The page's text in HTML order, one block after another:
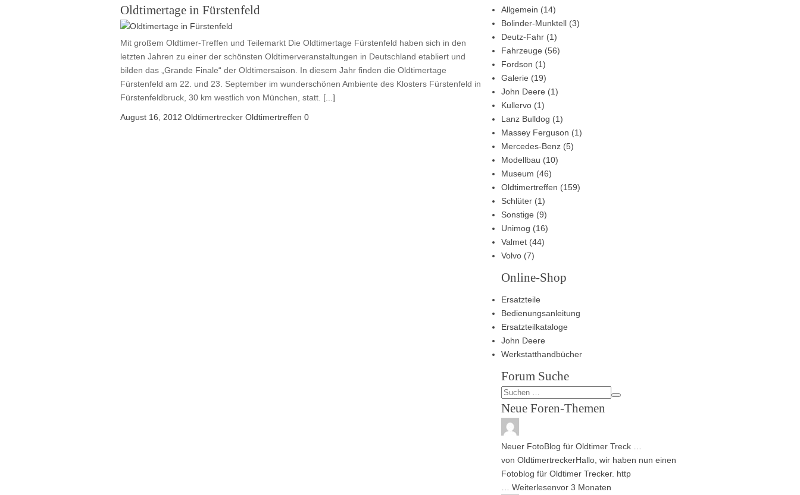
Oldtimertage in Fürstenfeld
Mit großem Oldtimer-Treffen und Teilemarkt Die Oldtimertage Fürstenfeld haben sich in den
letzten Jahren zu einer der schönsten Oldtimerveranstaltungen in Deutschland etabliert und
bilden das „Grande Finale“ der Oldtimersaison. In diesem Jahr finden die Oldtimertage
Fürstenfeld am 22. und 23. September im wunderschönen Ambiente des Klosters Fürstenfeld in
Fürstenfeldbruck, 30 km westlich von München, statt. [...]
August 16, 2012 Oldtimertrecker Oldtimertreffen 0
Allgemein (14)
Bolinder-Munktell (3)
Deutz-Fahr (1)
Fahrzeuge (56)
Fordson (1)
Galerie (19)
John Deere (1)
Kullervo (1)
Lanz Bulldog (1)
Massey Ferguson (1)
Mercedes-Benz (5)
Modellbau (10)
Museum (46)
Oldtimertreffen (159)
Schlüter (1)
Sonstige (9)
Unimog (16)
Valmet (44)
Volvo (7)
Online-Shop
Ersatzteile
Bedienungsanleitung
Ersatzteilkataloge
John Deere
Werkstatthandbücher
Forum Suche
Neue Foren-Themen
Neuer FotoBlog für Oldtimer Treck …
von OldtimertreckerHallo, wir haben nun einen
Fotoblog für Oldtimer Trecker. http
Weiterlesenvor 3 Monaten